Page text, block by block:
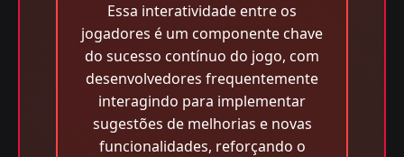
Essa interatividade entre os
jogadores é um componente chave
do sucesso contínuo do jogo, com
desenvolvedores frequentemente
interagindo para implementar
sugestões de melhorias e novas
funcionalidades, reforçando o